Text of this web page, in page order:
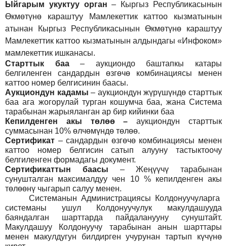
Ыйгарым укуктуу орган –
Кыргыз Республикасынын
Өкмөтүнө караштуу Мамлекеттик каттоо кызматынын
атынан Кыргыз Республикасынын Өкмөтүнө караштуу
Мамлекеттик каттоо кызматынын алдындагы «Инфоком»
мамлекеттик ишканасы.
Старттык баа– аукциондо баштапкы катары
белгиленген сандардын өзгөчө комбинациясы менен
каттоо номер белгисинин баасы.
Аукциондун кадамы – аукциондун жүрүшүндө старттык
баа ага жогорулай турган кошумча баа, жана Система
тарабынан жарыяланган ар бир кийинки баа
Кепилденген акы төлөө
–аукциондун старттык
суммасынан 10% өлчөмүндө төлөө.
Сертификат – сандардын өзгөчө комбинациясы менен
каттоо номер белгисин сатып алууну тастыктоочу
белгиленген формадагы документ.
Сертификаттын баасы – Жеңүүчү тарабынан
сунушталган максималдуу чен 10 % кепилденген акы
төлөөнү чыгарып салуу менен.
СистеманынАдминистрациясы Колдонуучуларга
системаны ушул Колдонуучулук макулдашууда
баяндалган шарттарда пайдаланууну сунуштайт.
Макулдашуу Колдонуучу тарабынан анын шарттары
менен макулдугун билдирген учурунан тартып күчүнө